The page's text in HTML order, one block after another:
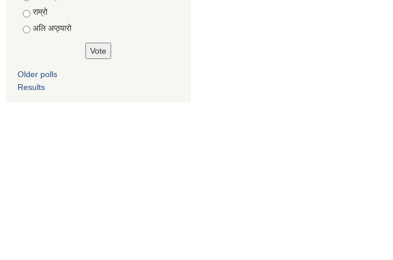
राम्रो
अलि अप्ठ्यारो
Older polls
Results